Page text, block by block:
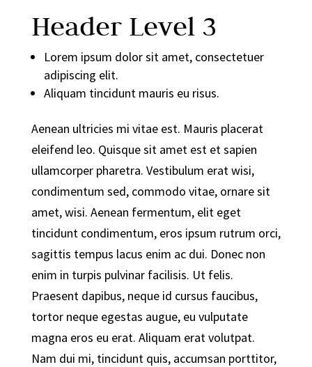
Header Level 3
Lorem ipsum dolor sit amet, consectetuer
adipiscing elit.
Aliquam tincidunt mauris eu risus.
Aenean ultricies mi vitae est. Mauris placerat
eleifend leo. Quisque sit amet est et sapien
ullamcorper pharetra. Vestibulum erat wisi,
condimentum sed, commodo vitae, ornare sit
amet, wisi. Aenean fermentum, elit eget
tincidunt condimentum, eros ipsum rutrum orci,
sagittis tempus lacus enim ac dui. Donec non
enim in turpis pulvinar facilisis. Ut felis.
Praesent dapibus, neque id cursus faucibus,
tortor neque egestas augue, eu vulputate
magna eros eu erat. Aliquam erat volutpat.
Nam dui mi, tincidunt quis, accumsan porttitor,